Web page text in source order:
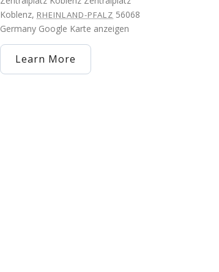
Koblenz, RHEINLAND-PFALZ 56068
Germany Google Karte anzeigen
Learn More